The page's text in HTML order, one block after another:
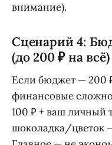
внимание).
Сценарий 4:
(до 200 ₽ на всё)
Если бюджет — 200
финансовые
100 ₽ + ваш личный
шоколадка/цветок